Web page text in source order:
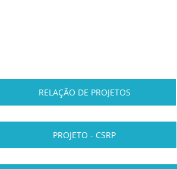
RELAÇÃO DE PROJETOS
PROJETO - CSRP